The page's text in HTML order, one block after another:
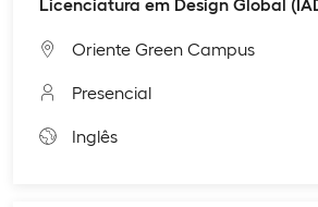
Oriente Green Campus
Presencial
Inglês